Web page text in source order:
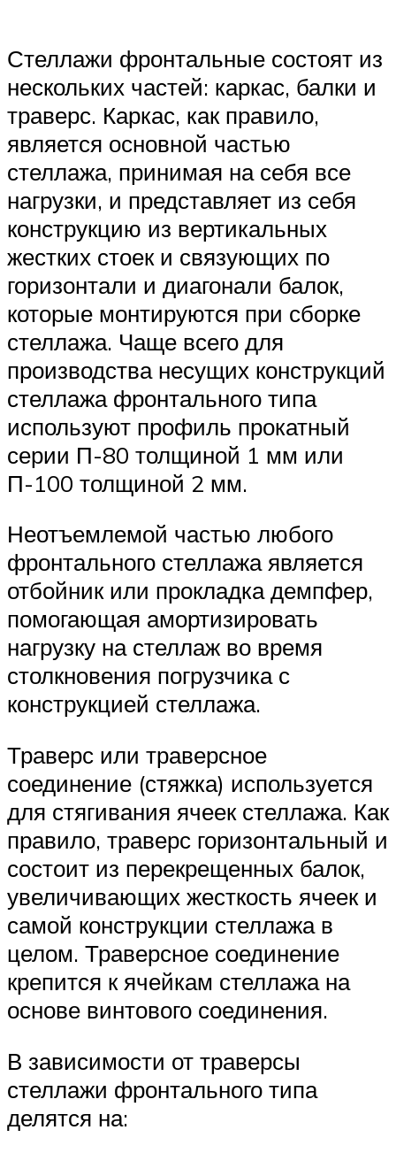
Стеллажи фронтальные состоят из
нескольких частей: каркас, балки и
траверс. Каркас, как правило,
является основной частью
стеллажа, принимая на себя все
нагрузки, и представляет из себя
конструкцию из вертикальных
жестких стоек и связующих по
горизонтали и диагонали балок,
которые монтируются при сборке
стеллажа. Чаще всего для
производства несущих конструкций
стеллажа фронтального типа
используют профиль прокатный
серии П-80 толщиной 1 мм или
П-100 толщиной 2 мм.
Неотъемлемой частью любого
фронтального стеллажа является
отбойник или прокладка демпфер,
помогающая амортизировать
нагрузку на стеллаж во время
столкновения погрузчика с
конструкцией стеллажа.
Траверс или траверсное
соединение (стяжка) используется
для стягивания ячеек стеллажа. Как
правило, траверс горизонтальный и
состоит из перекрещенных балок,
увеличивающих жесткость ячеек и
самой конструкции стеллажа в
целом. Траверсное соединение
крепится к ячейкам стеллажа на
основе винтового соединения.
В зависимости от траверсы
стеллажи фронтального типа
делятся на: